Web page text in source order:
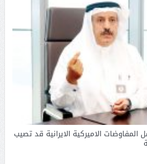
الاميركية الايرانية قد تصيب